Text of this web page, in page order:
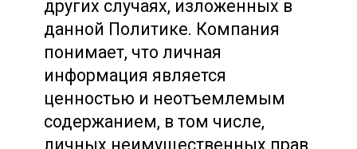
других случаях, изложенных в
данной Политике. Компания
понимает, что личная
информация является
ценностью и неотъемлемым
содержанием, в том числе,
личных неимущественных прав